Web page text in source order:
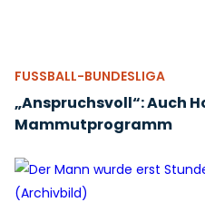
FUSSBALL-BUNDESLIGA
„Anspruchsvoll“: Auch
Mammutprogramm